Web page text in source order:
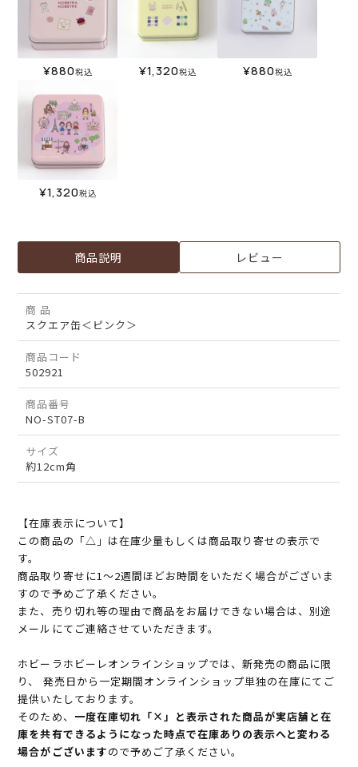
¥880税込 ¥1,320税込 ¥880税込
¥1,320税込
商品説明 レビュー
商 品
スクエア缶＜ピンク＞
商品コード
502921
商品番号
NO-ST07-B
サイズ
約12cm角
【在庫表示について】
この商品の「△」は在庫少量もしくは商品取り寄せの表示で
す。
商品取り寄せに1～2週間ほどお時間をいただく場合がございま
すので予めご了承ください。
また、売り切れ等の理由で商品をお届けできない場合は、別途
メールにてご連絡させていただきます。
ホビーラホビーレオンラインショップでは、新発売の商品に限
り、 発売日から一定期間オンラインショップ単独の在庫にてご
提供いたしております。
そのため、 一度在庫切れ「×」と表示された商品が実店舗と在
庫を共有できるようになった時点で在庫ありの表示へと変わる
場合がございますので予めご了承ください。